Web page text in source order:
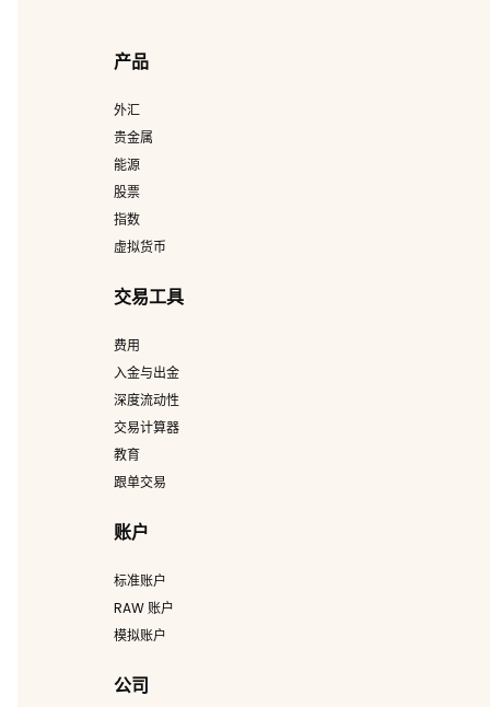
产品
外汇
贵金属
能源
股票
指数
虚拟货币
交易工具
费用
入金与出金
深度流动性
交易计算器
教育
跟单交易
账户
标准账户
RAW 账户
模拟账户
公司